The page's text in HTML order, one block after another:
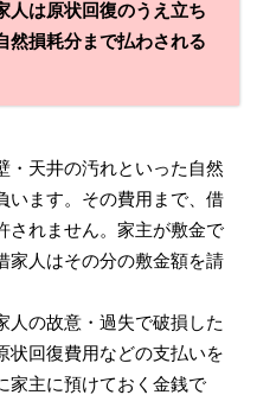
人は原状回復のうえ立ち
然損耗分まで払わされる
・天井の汚れといった自然
います。その費用まで、借
されません。家主が敷金で
家人はその分の敷金額を請
人の故意・過失で破損した
状回復費用などの支払いを
家主に預けておく金銭で